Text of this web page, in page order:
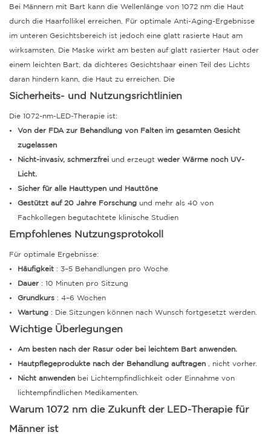
Bei Männern mit Bart kann die Wellenlänge von 1072 nm die Haut
durch die Haarfollikel erreichen. Für optimale Anti-Aging-Ergebnisse
im unteren Gesichtsbereich ist jedoch eine glatt rasierte Haut am
wirksamsten. Die Maske wirkt am besten auf glatt rasierter Haut oder
einem leichten Bart, da dichteres Gesichtshaar einen Teil des Lichts
daran hindern kann, die Haut zu erreichen. Die
Sicherheits- und Nutzungsrichtlinien
Die 1072-nm-LED-Therapie ist:
Von der FDA zur Behandlung von Falten im gesamten Gesicht
zugelassen
Nicht-invasiv, schmerzfrei und erzeugtweder Wärme noch UV-
Licht.
Sicher für alle Hauttypen und Hauttöne
Gestützt auf 20 Jahre Forschung und mehr als 40 von
Fachkollegen begutachtete klinische Studien
Empfohlenes Nutzungsprotokoll
Für optimale Ergebnisse:
Häufigkeit : 3–5 Behandlungen pro Woche
Dauer : 10 Minuten pro Sitzung
Grundkurs : 4–6 Wochen
Wartung : Die Sitzungen können nach Wunsch fortgesetzt werden.
Wichtige Überlegungen
Am besten nach der Rasur oder bei leichtem Bart anwenden.
Hautpflegeprodukte nach der Behandlung auftragen , nicht vorher.
Nicht anwenden bei Lichtempfindlichkeit oder Einnahme von
lichtempfindlichen Medikamenten.
Warum 1072 nm die Zukunft der LED-Therapie für
Männer ist